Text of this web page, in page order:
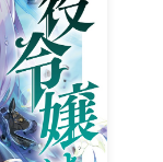
せはこちら